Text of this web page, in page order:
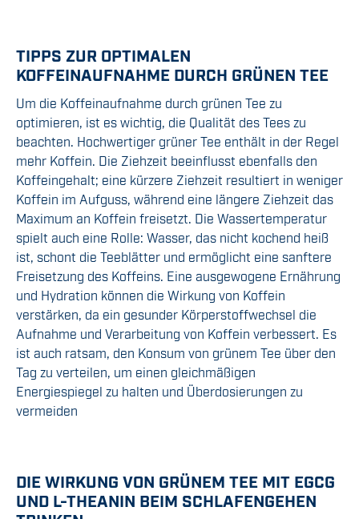
TIPPS ZUR OPTIMALEN
KOFFEINAUFNAHME DURCH GRÜNEN TEE
Um die Koffeinaufnahme durch grünen Tee zu
optimieren, ist es wichtig, die Qualität des Tees zu
beachten. Hochwertiger grüner Tee enthält in der Regel
mehr Koffein. Die Ziehzeit beeinflusst ebenfalls den
Koffeingehalt; eine kürzere Ziehzeit resultiert in weniger
Koffein im Aufguss, während eine längere Ziehzeit das
Maximum an Koffein freisetzt. Die Wassertemperatur
spielt auch eine Rolle: Wasser, das nicht kochend heiß
ist, schont die Teeblätter und ermöglicht eine sanftere
Freisetzung des Koffeins. Eine ausgewogene Ernährung
und Hydration können die Wirkung von Koffein
verstärken, da ein gesunder Körperstoffwechsel die
Aufnahme und Verarbeitung von Koffein verbessert. Es
ist auch ratsam, den Konsum von grünem Tee über den
Tag zu verteilen, um einen gleichmäßigen
Energiespiegel zu halten und Überdosierungen zu
vermeiden
DIE WIRKUNG VON GRÜNEM TEE MIT EGCG
UND L-THEANIN BEIM SCHLAFENGEHEN